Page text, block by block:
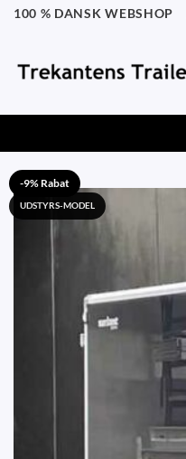
Fortsæt
100 % DANSK
-9% Rabat
UDSTYRS-MODEL